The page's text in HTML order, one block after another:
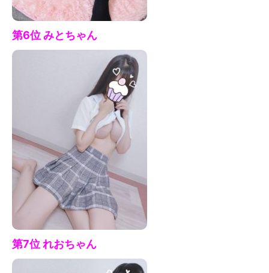
第6位 みとちゃん
第7位 れおちゃん